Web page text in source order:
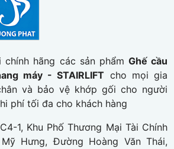
chính hãng các sản phẩm Ghế cầu
máy - STAIRLIFT cho mọi gia
và bảo vệ khớp gối cho người
phí tối đa cho khách hàng
1, Khu Phố Thương Mại Tài Chính
Hưng, Đường Hoàng Văn Thái,